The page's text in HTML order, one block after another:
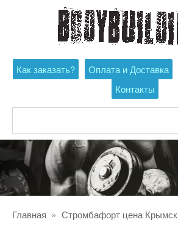
Как заказать? Оплата и Доставка
Контакты
Главная » Стромбафорт цена Крымск